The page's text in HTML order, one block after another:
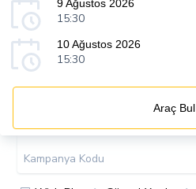
9 Ağustos 2026
15:30
10 Ağustos 2026
15:30
Araç Bul
Kampanya Kodu